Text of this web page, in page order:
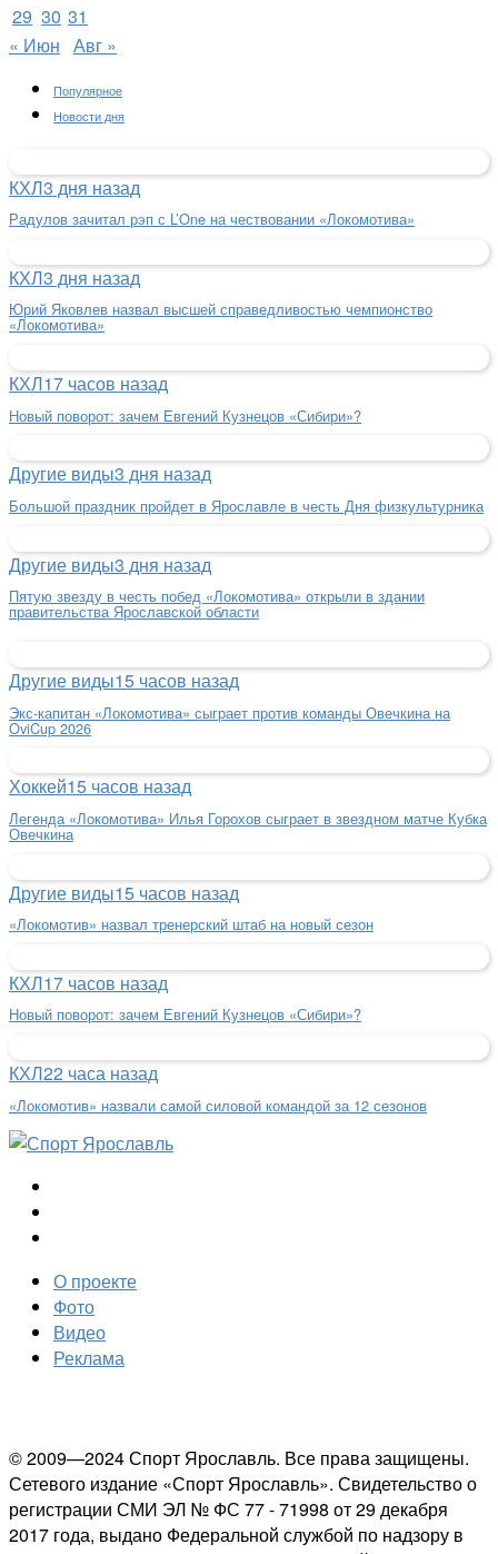
29 30 31
« Июн Авг »
Популярное
Новости дня
КХЛ3 дня назад
Радулов зачитал рэп с L’One на чествовании «Локомотива»
КХЛ3 дня назад
Юрий Яковлев назвал высшей справедливостью чемпионство
«Локомотива»
КХЛ17 часов назад
Новый поворот: зачем Евгений Кузнецов «Сибири»?
Другие виды3 дня назад
Большой праздник пройдет в Ярославле в честь Дня физкультурника
Другие виды3 дня назад
Пятую звезду в честь побед «Локомотива» открыли в здании
правительства Ярославской области
Другие виды15 часов назад
Экс-капитан «Локомотива» сыграет против команды Овечкина на
OviCup 2026
Хоккей15 часов назад
Легенда «Локомотива» Илья Горохов сыграет в звездном матче Кубка
Овечкина
Другие виды15 часов назад
«Локомотив» назвал тренерский штаб на новый сезон
КХЛ17 часов назад
Новый поворот: зачем Евгений Кузнецов «Сибири»?
КХЛ22 часа назад
«Локомотив» назвали самой силовой командой за 12 сезонов
О проекте
Фото
Видео
Реклама
© 2009—2024 Спорт Ярославль. Все права защищены.
Сетевого издание «Спорт Ярославль». Свидетельство о
регистрации СМИ ЭЛ № ФС 77 - 71998 от 29 декабря
2017 года, выдано Федеральной службой по надзору в